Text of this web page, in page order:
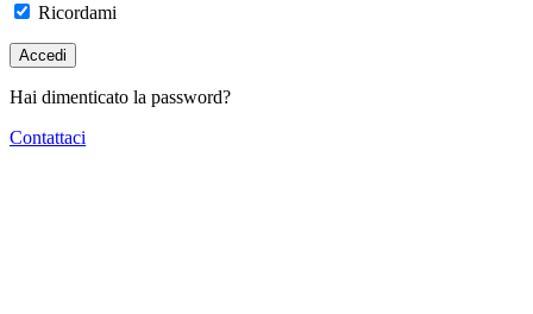
Ricordami
Accedi
Hai dimenticato la password?
Contattaci